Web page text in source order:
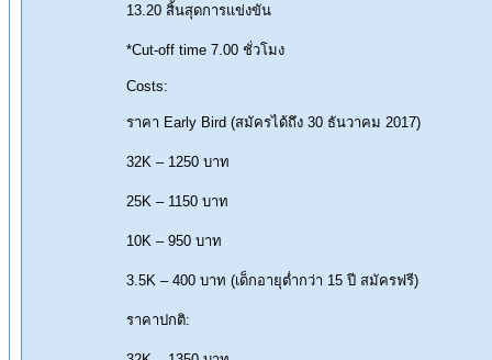
13.20 สิ้นสุดการแข่งขัน
*Cut-off time 7.00 ชั่วโมง
Costs:
ราคา Early Bird (สมัครได้ถึง 30 ธันวาคม 2017)
32K – 1250 บาท
25K – 1150 บาท
10K – 950 บาท
3.5K – 400 บาท (เด็กอายุต่ำกว่า 15 ปี สมัครฟรี)
ราคาปกติ: